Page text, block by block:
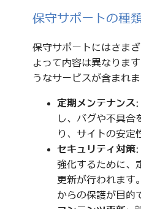
保守サポートの種
保守サポートにはさま
よって内容は異なりま
うなサービスが含まれま
定期メンテナンス:
し、バグや不具合
り、サイトの安定
セキュリティ対策:
強化するために、
更新が行われます
からの保護が目的